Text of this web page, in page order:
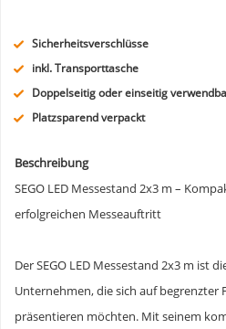
Sicherheitsverschlüsse
inkl. Transporttasche
Doppelseitig oder einseitig
Platzsparend verpackt
Beschreibung
SEGO LED Messestand 2x3 m –
erfolgreichen Messeauftritt
Der SEGO LED Messestand 2x3 m ist
Unternehmen, die sich auf begrenzter
präsentieren möchten. Mit seinem